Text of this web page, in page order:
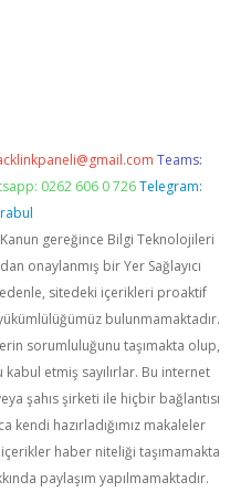
Teams:
0262 606 0 726 Telegram:
Kanun gereğince Bilgi Teknolojileri
onaylanmış bir Yer Sağlayıcı
sitedeki içerikleri proaktif
bulunmamaktadır.
sorumluluğunu taşımakta olup,
etmiş sayılırlar. Bu internet
şahıs şirketi ile hiçbir bağlantısı
kendi hazırladığımız makaleler
haber niteliği taşımamakta
paylaşım yapılmamaktadır.